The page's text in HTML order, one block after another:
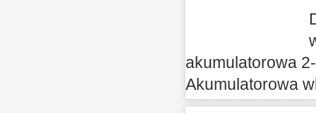
akumulatorowa
Akumulatorowa